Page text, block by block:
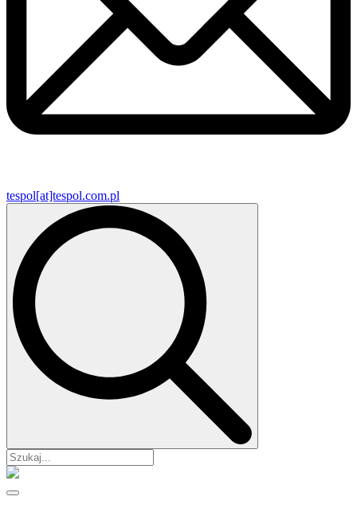
tespol[at]tespol.com.pl
Search